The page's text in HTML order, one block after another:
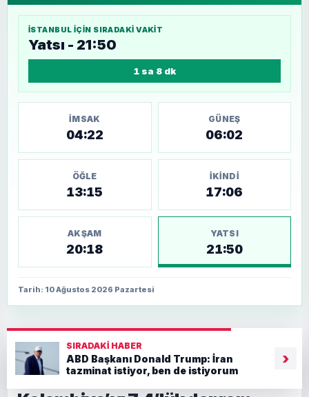
İSTANBUL IÇIN SIRADAKI VAKIT
Yatsı - 21:50
1 sa 8 dk
İMSAK
04:22
GÜNEŞ
06:02
ÖĞLE
13:15
İKINDI
17:06
AKŞAM
20:18
YATSI
21:50
Tarih: 10 Ağustos 2026 Pazartesi
Ana Sayfa Dünya
SIRADAKI HABER
ABD Başkanı Donald Trump: İran
tazminat istiyor, ben de istiyorum
›